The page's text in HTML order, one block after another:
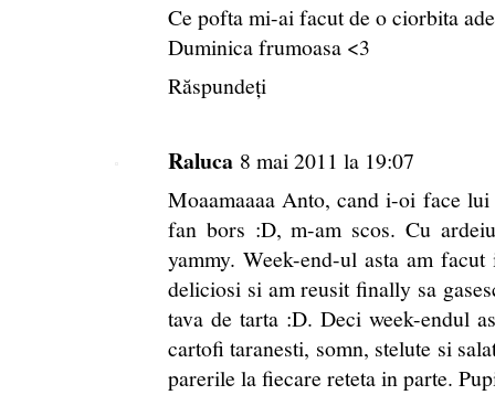
Ce pofta mi-ai facut de o ciorbita
Duminica frumoasa <3
Răspundeți
Raluca 8 mai 2011 la 19:07
Moaamaaaa Anto, cand i-oi face
fan bors :D, m-am scos. Cu
yammy. Week-end-ul asta am
deliciosi si am reusit finally sa
tava de tarta :D. Deci week-endul
cartofi taranesti, somn, stelute si
parerile la fiecare reteta in parte.